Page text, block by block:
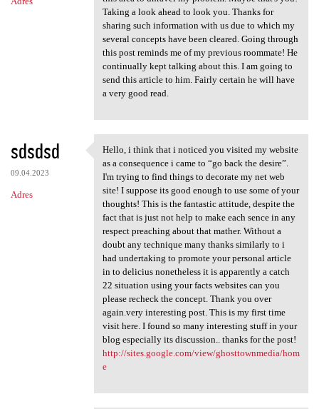
Taking a look ahead to look you. Thanks for
sharing such information with us due to which my
several concepts have been cleared. Going through
this post reminds me of my previous roommate! He
continually kept talking about this. I am going to
send this article to him. Fairly certain he will have
a very good read.
sdsdsd
09.04.2023
Adres
Hello, i think that i noticed
Hello, i think that i noticed you visited my website
as a consequence i came to “go back the desire”.
I'm trying to find things to decorate my net web
site! I suppose its good enough to use some of your
thoughts! This is the fantastic attitude, despite the
fact that is just not help to make each sence in any
respect preaching about that mather. Without a
doubt any technique many thanks similarly to i
had undertaking to promote your personal article
in to delicius nonetheless it is apparently a catch
22 situation using your facts websites can you
please recheck the concept. Thank you over
again.very interesting post. This is my first time
visit here. I found so many interesting stuff in your
blog especially its discussion.. thanks for the post!
http://sites.google.com/view/ghosttownmedia/hom
e